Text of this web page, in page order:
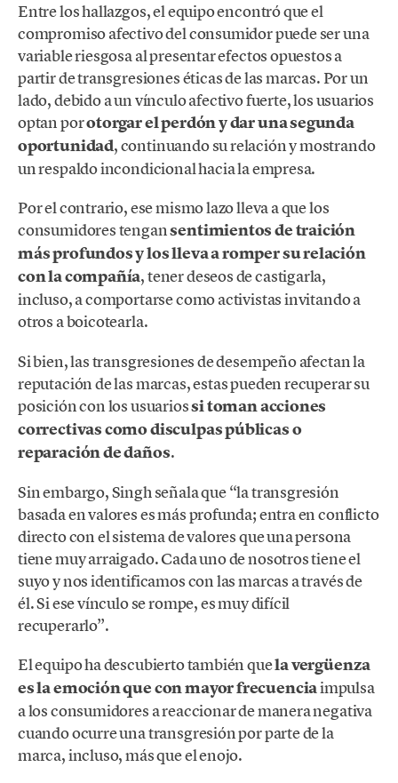
Entre los hallazgos, el equipo encontró que el
compromiso afectivo del consumidor puede ser una
variable riesgosa al presentar efectos opuestos a
partir de transgresiones éticas de las marcas. Por un
lado, debido a un vínculo afectivo fuerte, los usuarios
optan porotorgar el perdón y dar una segunda
oportunidad, continuando su relación y mostrando
un respaldo incondicional hacia la empresa.
Por el contrario, ese mismo lazo lleva a que los
consumidores tengansentimientos de traición
más profundos y los lleva a romper su relación
con la compañía, tener deseos de castigarla,
incluso, a comportarse como activistas invitando a
otros a boicotearla.
Si bien, las transgresiones de desempeño afectan la
reputación de las marcas, estas pueden recuperar su
posición con los usuariossi toman acciones
correctivas como disculpas públicas o
reparación de daños.
Sin embargo, Singh señala que “la transgresión
basada en valores es más profunda; entra en conflicto
directo con el sistema de valores que una persona
tiene muy arraigado. Cada uno de nosotros tiene el
suyo y nos identificamos con las marcas a través de
él. Si ese vínculo se rompe, es muy difícil
recuperarlo”.
El equipo ha descubierto también quela vergüenza
es la emoción que con mayor frecuenciaimpulsa
a los consumidores a reaccionar de manera negativa
cuando ocurre una transgresión por parte de la
marca, incluso, más que el enojo.